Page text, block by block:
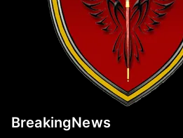
BreakingNews